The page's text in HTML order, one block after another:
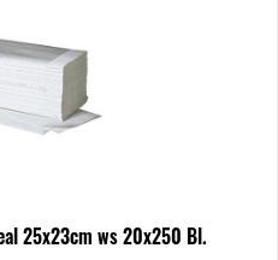
25x23cm ws 20x250 Bl.